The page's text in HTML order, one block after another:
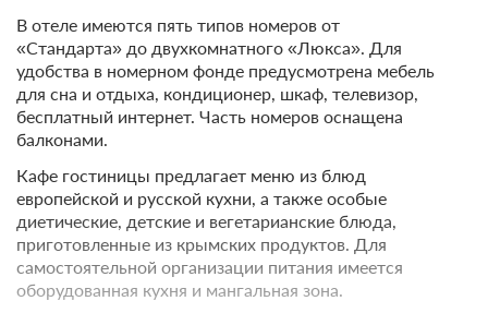
В отеле имеются пять типов номеров от
«Стандарта» до двухкомнатного «Люкса». Для
удобства в номерном фонде предусмотрена мебель
для сна и отдыха, кондиционер, шкаф, телевизор,
бесплатный интернет. Часть номеров оснащена
балконами.
Кафе гостиницы предлагает меню из блюд
европейской и русской кухни, а также особые
диетические, детские и вегетарианские блюда,
приготовленные из крымских продуктов. Для
самостоятельной организации питания имеется
оборудованная кухня и мангальная зона.